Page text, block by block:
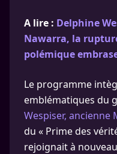
A lire : Delphine
Nawarra, la
polémique
Le programme
emblématiques du
Wespiser, ancienne
du « Prime des
rejoignait à